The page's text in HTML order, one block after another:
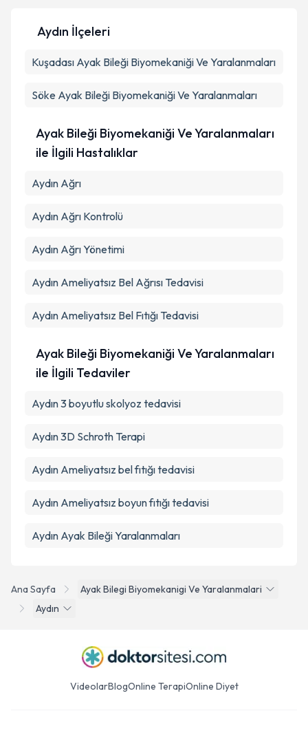
Ana Sayfa
Ayak Bilegi Biyomekanigi Ve Yaralanmalari
Aydın
Aydın İlçeleri
Kuşadası Ayak Bileği Biyomekaniği Ve Yaralanmaları
Söke Ayak Bileği Biyomekaniği Ve Yaralanmaları
Ayak Bileği Biyomekaniği Ve Yaralanmaları
ile İlgili Hastalıklar
Aydın Ağrı
Aydın Ağrı Kontrolü
Aydın Ağrı Yönetimi
Aydın Ameliyatsız Bel Ağrısı Tedavisi
Aydın Ameliyatsız Bel Fıtığı Tedavisi
Ayak Bileği Biyomekaniği Ve Yaralanmaları
ile İlgili Tedaviler
Aydın 3 boyutlu skolyoz tedavisi
Aydın 3D Schroth Terapi
Aydın Ameliyatsız bel fıtığı tedavisi
Aydın Ameliyatsız boyun fıtığı tedavisi
Aydın Ayak Bileği Yaralanmaları
VideolarBlogOnline TerapiOnline Diyet